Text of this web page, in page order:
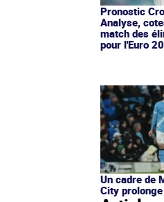
Pronostic
Analyse,
match des
pour l'Euro
Un cadre de
City